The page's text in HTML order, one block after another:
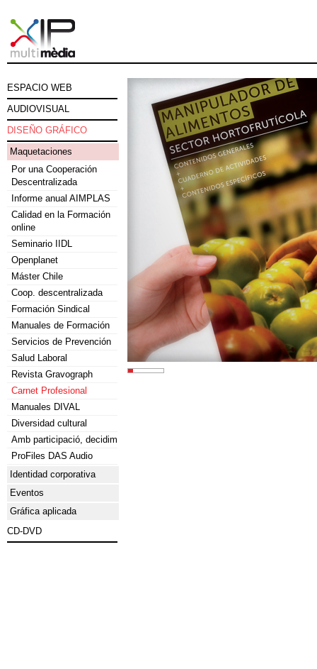
ESPACIO WEB
AUDIOVISUAL
DISEÑO GRÁFICO
Maquetaciones
Por una Cooperación
Descentralizada
Informe anual AIMPLAS
Calidad en la Formación
online
Seminario IIDL
Openplanet
Máster Chile
Coop. descentralizada
Formación Sindical
Manuales de Formación
Servicios de Prevención
Salud Laboral
Revista Gravograph
Carnet Profesional
Manuales DIVAL
Diversidad cultural
Amb participació, decidim
ProFiles DAS Audio
Identidad corporativa
Eventos
Gráfica aplicada
CD-DVD